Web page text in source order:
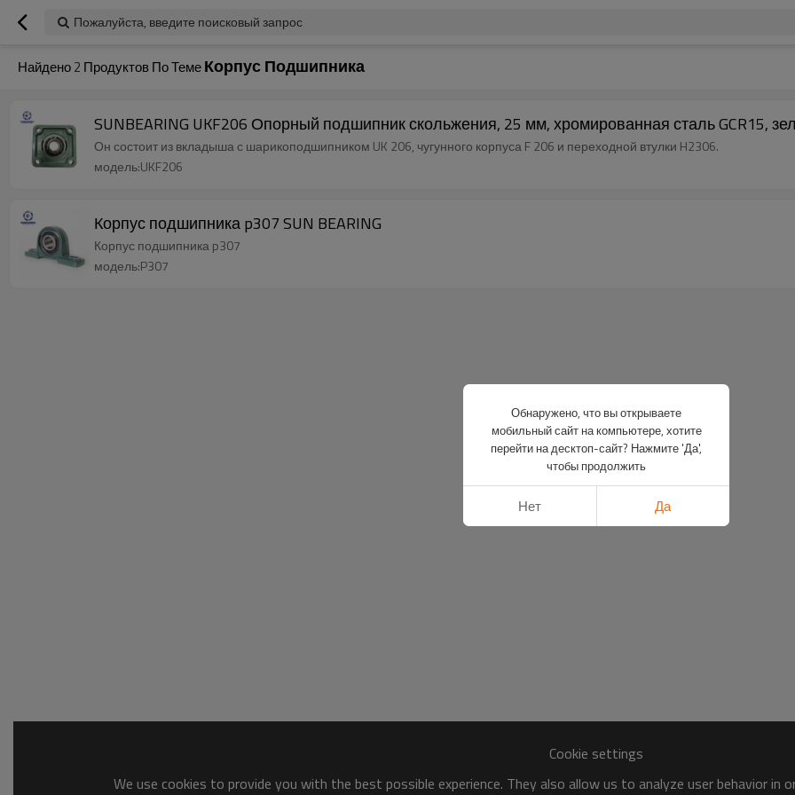
Пожалуйста, введите поисковый запрос
Найдено2 Продуктов По ТемеКорпус Подшипника
SUNBEARING UKF206 Опорный подшипник скольжения, 25 мм, хромированная сталь GCR15,
Он состоит из вкладыша с шарикоподшипником UK 206, чугунного корпуса F 206 и переходной втулки H2306.
модель:UKF206
Корпус подшипника p307 SUN BEARING
Корпус подшипника p307
модель:P307
Cookie settings
We use cookies to provide you with the best possible experience. They also allow us to analyze user behavior
Обнаружено, что вы открываете
мобильный сайт на компьютере, хотите
перейти на десктоп-сайт? Нажмите 'Да',
чтобы продолжить
Нет Да